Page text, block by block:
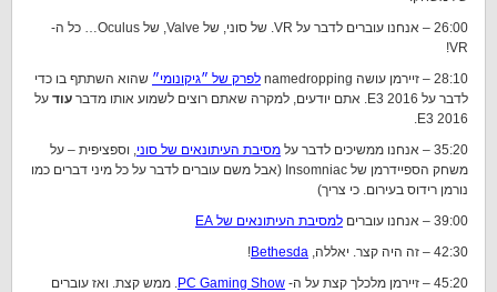
26:00 – אנחנו עוברים לדבר על VR. של סוני, של Valve, של Oculus… כל ה-
VR!
28:10 – זיירמן עושה namedropping
לפרק של ״גיקונומי״ שהוא השתתף בו כדי
לדבר על E3 2016. אתם יודעים, למקרה שאתם רוצים לשמוע אותו מדבר
עוד על
E3 2016.
35:20 – אנחנו ממשיכים לדבר על
מסיבת העיתונאים של סוני, וספציפית – על
משחק הספיידרמן של Insomniac (אבל משם עוברים לדבר על כל מיני דברים כמו
נורמן רידוס בעירום. כי צריך)
39:00 – אנחנו עוברים
למסיבת העיתונאים של EA
42:30 – זה היה קצר. יאללה,
Bethesda
!
45:20 – זיירמן מלכלך קצת על ה-
PC Gaming Show. ממש קצת. ואז עוברים